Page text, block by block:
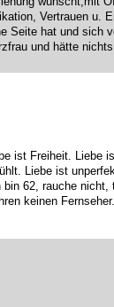
Vertrauen u.
Seite hat und sich
und hätte
ist Freiheit. Liebe
Liebe ist
62, rauche nicht,
keinen